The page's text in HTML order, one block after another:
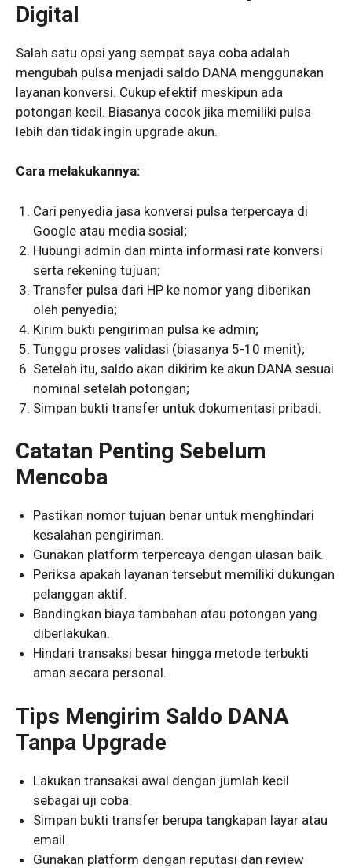
Digital
Salah satu opsi yang sempat saya coba adalah
mengubah pulsa menjadi saldo DANA menggunakan
layanan konversi. Cukup efektif meskipun ada
potongan kecil. Biasanya cocok jika memiliki pulsa
lebih dan tidak ingin upgrade akun.
Cara melakukannya:
Cari penyedia jasa konversi pulsa terpercaya di
Google atau media sosial;
Hubungi admin dan minta informasi rate konversi
serta rekening tujuan;
Transfer pulsa dari HP ke nomor yang diberikan
oleh penyedia;
Kirim bukti pengiriman pulsa ke admin;
Tunggu proses validasi (biasanya 5-10 menit);
Setelah itu, saldo akan dikirim ke akun DANA sesuai
nominal setelah potongan;
Simpan bukti transfer untuk dokumentasi pribadi.
Catatan Penting Sebelum
Mencoba
Pastikan nomor tujuan benar untuk menghindari
kesalahan pengiriman.
Gunakan platform terpercaya dengan ulasan baik.
Periksa apakah layanan tersebut memiliki dukungan
pelanggan aktif.
Bandingkan biaya tambahan atau potongan yang
diberlakukan.
Hindari transaksi besar hingga metode terbukti
aman secara personal.
Tips Mengirim Saldo DANA
Tanpa Upgrade
Lakukan transaksi awal dengan jumlah kecil
sebagai uji coba.
Simpan bukti transfer berupa tangkapan layar atau
email.
Gunakan platform dengan reputasi dan review